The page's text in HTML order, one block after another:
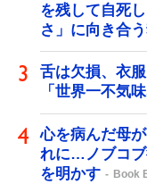
を残して自死
さ」に向き合
舌は欠損、衣
「世界一不気
心を病んだ母
れに…ノブコブ
を明かす
Book